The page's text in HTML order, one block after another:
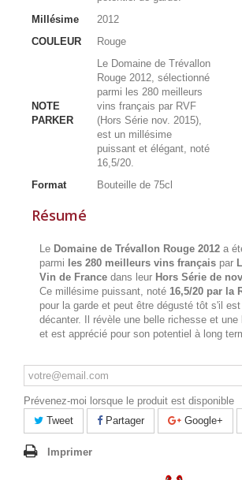
Millésime
2012
COULEUR
Rouge
NOTE
PARKER
Le Domaine de Trévallon
Rouge 2012, sélectionné
parmi les 280 meilleurs
vins français par RVF
(Hors Série nov. 2015),
est un millésime
puissant et élégant, noté
16,5/20.
Format
Bouteille de 75cl
Résumé
Le Domaine de Trévallon Rouge 2012 a
parmi les 280 meilleurs vins français par
Vin de France dans leur Hors Série de
Ce millésime puissant, noté 16,5/20 par la
pour la garde et peut être dégusté tôt s'il
décanter. Il révèle une belle richesse et une
et est apprécié pour son potentiel à long
Prévenez-moi lorsque le produit est disponible
Tweet
Partager Google+
Imprimer